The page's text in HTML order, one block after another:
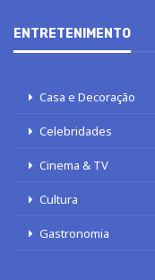
ENTRETENIMENTO
Casa e Decoração
Celebridades
Cinema & TV
Cultura
Gastronomia